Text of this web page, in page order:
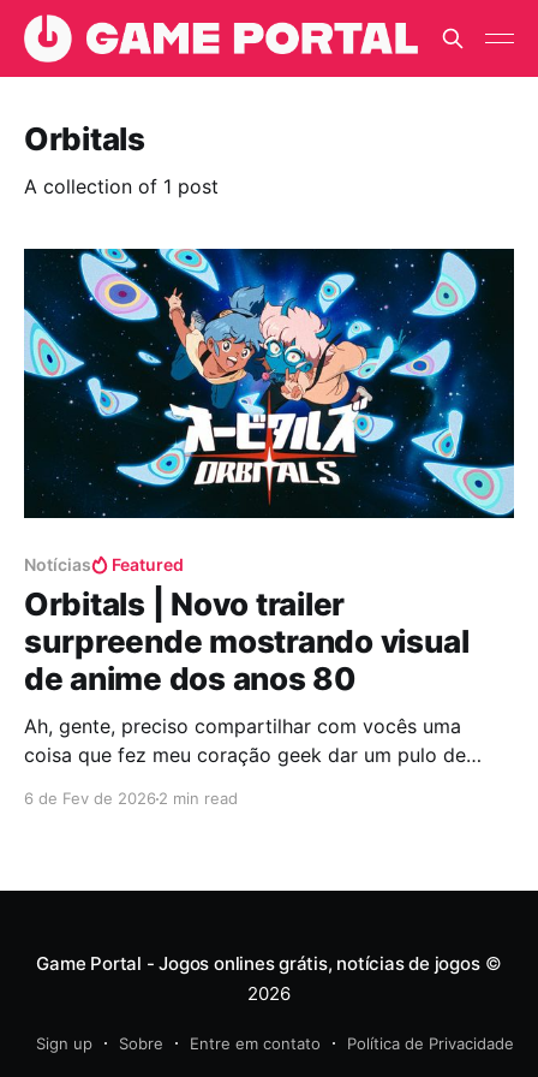
Orbitals
A collection of 1 post
Notícias Featured
Orbitals | Novo trailer
surpreende mostrando visual
de anime dos anos 80
Ah, gente, preciso compartilhar com vocês uma
coisa que fez meu coração geek dar um pulo de
6 de Fev de 2026 2 min read
Game Portal - Jogos onlines grátis, notícias de jogos©
2026
Sign up Sobre Entre em contato Política de Privacidade